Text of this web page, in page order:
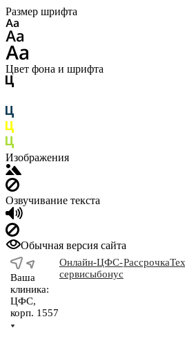
Размер шрифта
Цвет фона и шрифта
Изображения
Озвучивание текста
Обычная версия сайта
Ваша
клиника:
ЦФС,
корп. 1557
Онлайн-
сервисы
ЦФС-
бонус
Рассрочка